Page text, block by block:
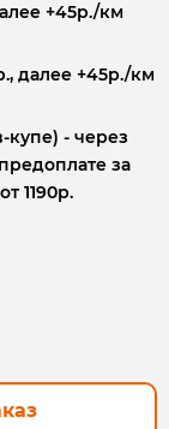
+45р./км
далее +45р./км
- через
за
1190р.